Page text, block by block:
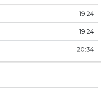
19:24
19:24
20:34